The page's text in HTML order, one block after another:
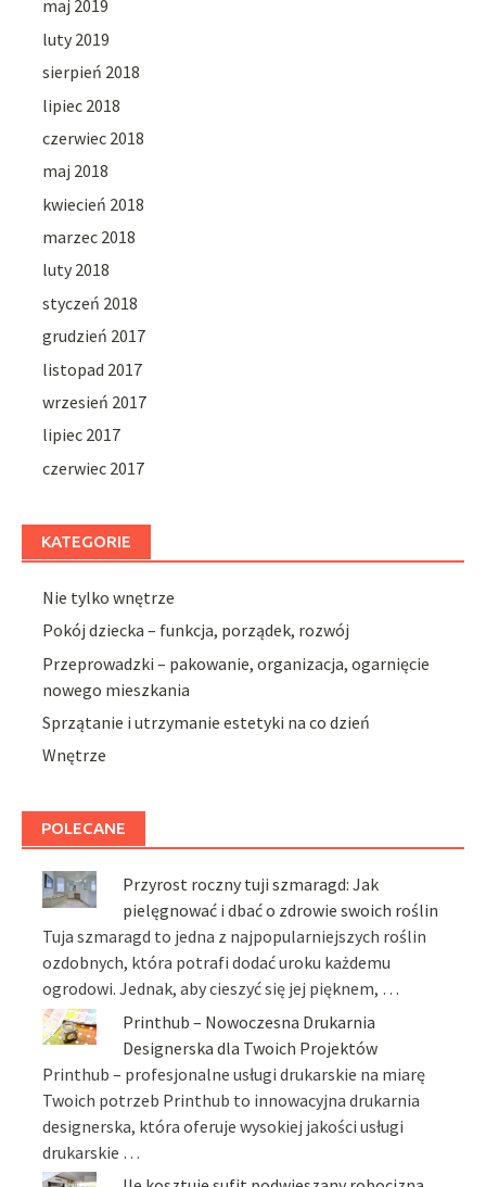
maj 2019
luty 2019
sierpień 2018
lipiec 2018
czerwiec 2018
maj 2018
kwiecień 2018
marzec 2018
luty 2018
styczeń 2018
grudzień 2017
listopad 2017
wrzesień 2017
lipiec 2017
czerwiec 2017
KATEGORIE
Nie tylko wnętrze
Pokój dziecka – funkcja, porządek, rozwój
Przeprowadzki – pakowanie, organizacja, ogarnięcie
nowego mieszkania
Sprzątanie i utrzymanie estetyki na co dzień
Wnętrze
POLECANE
Przyrost roczny tuji szmaragd: Jak
pielęgnować i dbać o zdrowie swoich roślin
Tuja szmaragd to jedna z najpopularniejszych roślin
ozdobnych, która potrafi dodać uroku każdemu
ogrodowi. Jednak, aby cieszyć się jej pięknem, …
Printhub – Nowoczesna Drukarnia
Designerska dla Twoich Projektów
Printhub – profesjonalne usługi drukarskie na miarę
Twoich potrzeb Printhub to innowacyjna drukarnia
designerska, która oferuje wysokiej jakości usługi
drukarskie …